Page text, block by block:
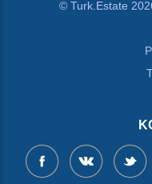
© Turk.Estate